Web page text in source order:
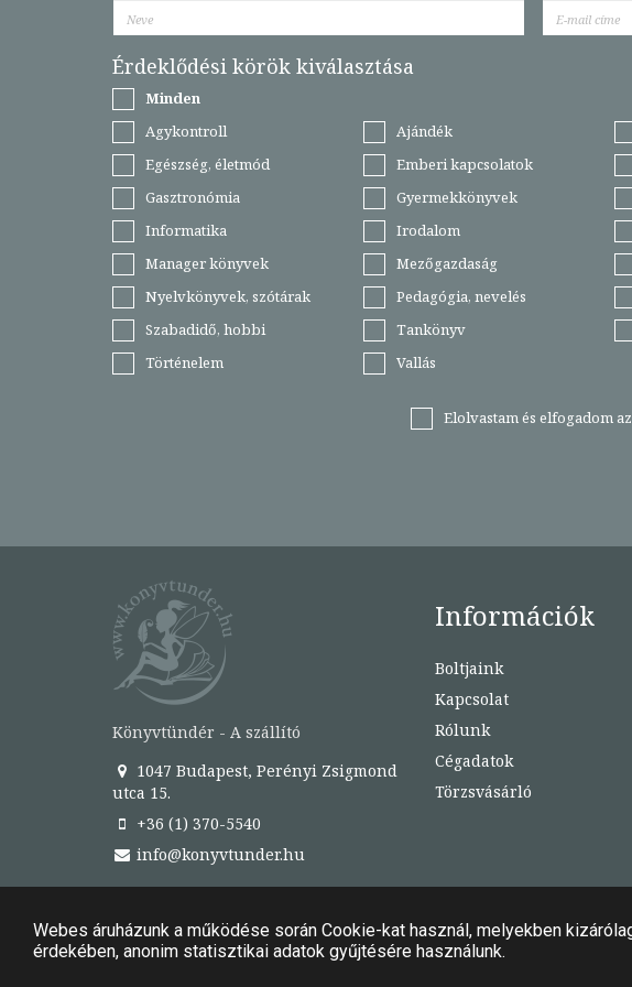
Érdeklődési körök kiválasztása
Minden
Agykontroll
Ajándék
Egészség, életmód
Emberi kapcsolatok
Gasztronómia
Gyermekkönyvek
Informatika
Irodalom
Manager könyvek
Mezőgazdaság
Nyelvkönyvek, szótárak
Pedagógia, nevelés
Szabadidő, hobbi
Tankönyv
Történelem
Vallás
Elolvastam és elfogadom az
Könyvtündér - A szállító
1047 Budapest, Perényi Zsigmond
utca 15.
+36 (1) 370-5540
info@konyvtunder.hu
Információk
Boltjaink
Kapcsolat
Rólunk
Cégadatok
Törzsvásárló